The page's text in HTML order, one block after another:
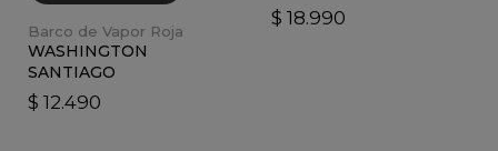
Barco de Vapor Roja
WASHINGTON
SANTIAGO
$ 12.490
$ 18.990